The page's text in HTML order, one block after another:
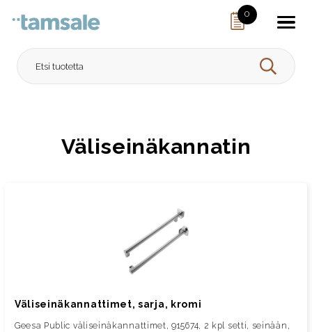
0
HAE
Väliseinäkannatin
Väliseinäkannattimet, sarja, kromi
Geesa Public väliseinäkannattimet, 915674, 2 kpl setti, seinään,